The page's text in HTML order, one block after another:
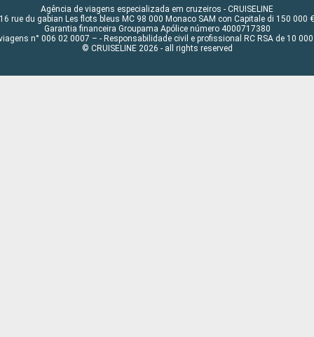
Agência de viagens especializada em cruzeiros - CRUISELINE
16 rue du gabian Les flots bleus MC 98 000 Monaco SAM con Capitale di 150 000 €
Garantia financeira Groupama Apólice número 4000717380
n° 006 02 0007 – - Responsabilidade civil e profissional RC RSA de 10 000
© CRUISELINE 2026 - all rights reserved